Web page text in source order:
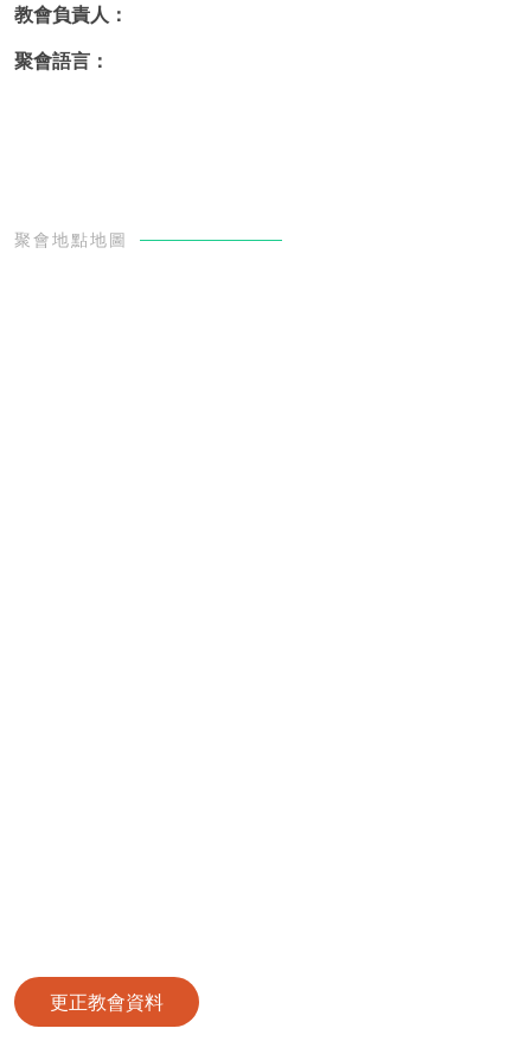
教會負責人：
聚會語言：
聚會地點地圖
更正教會資料